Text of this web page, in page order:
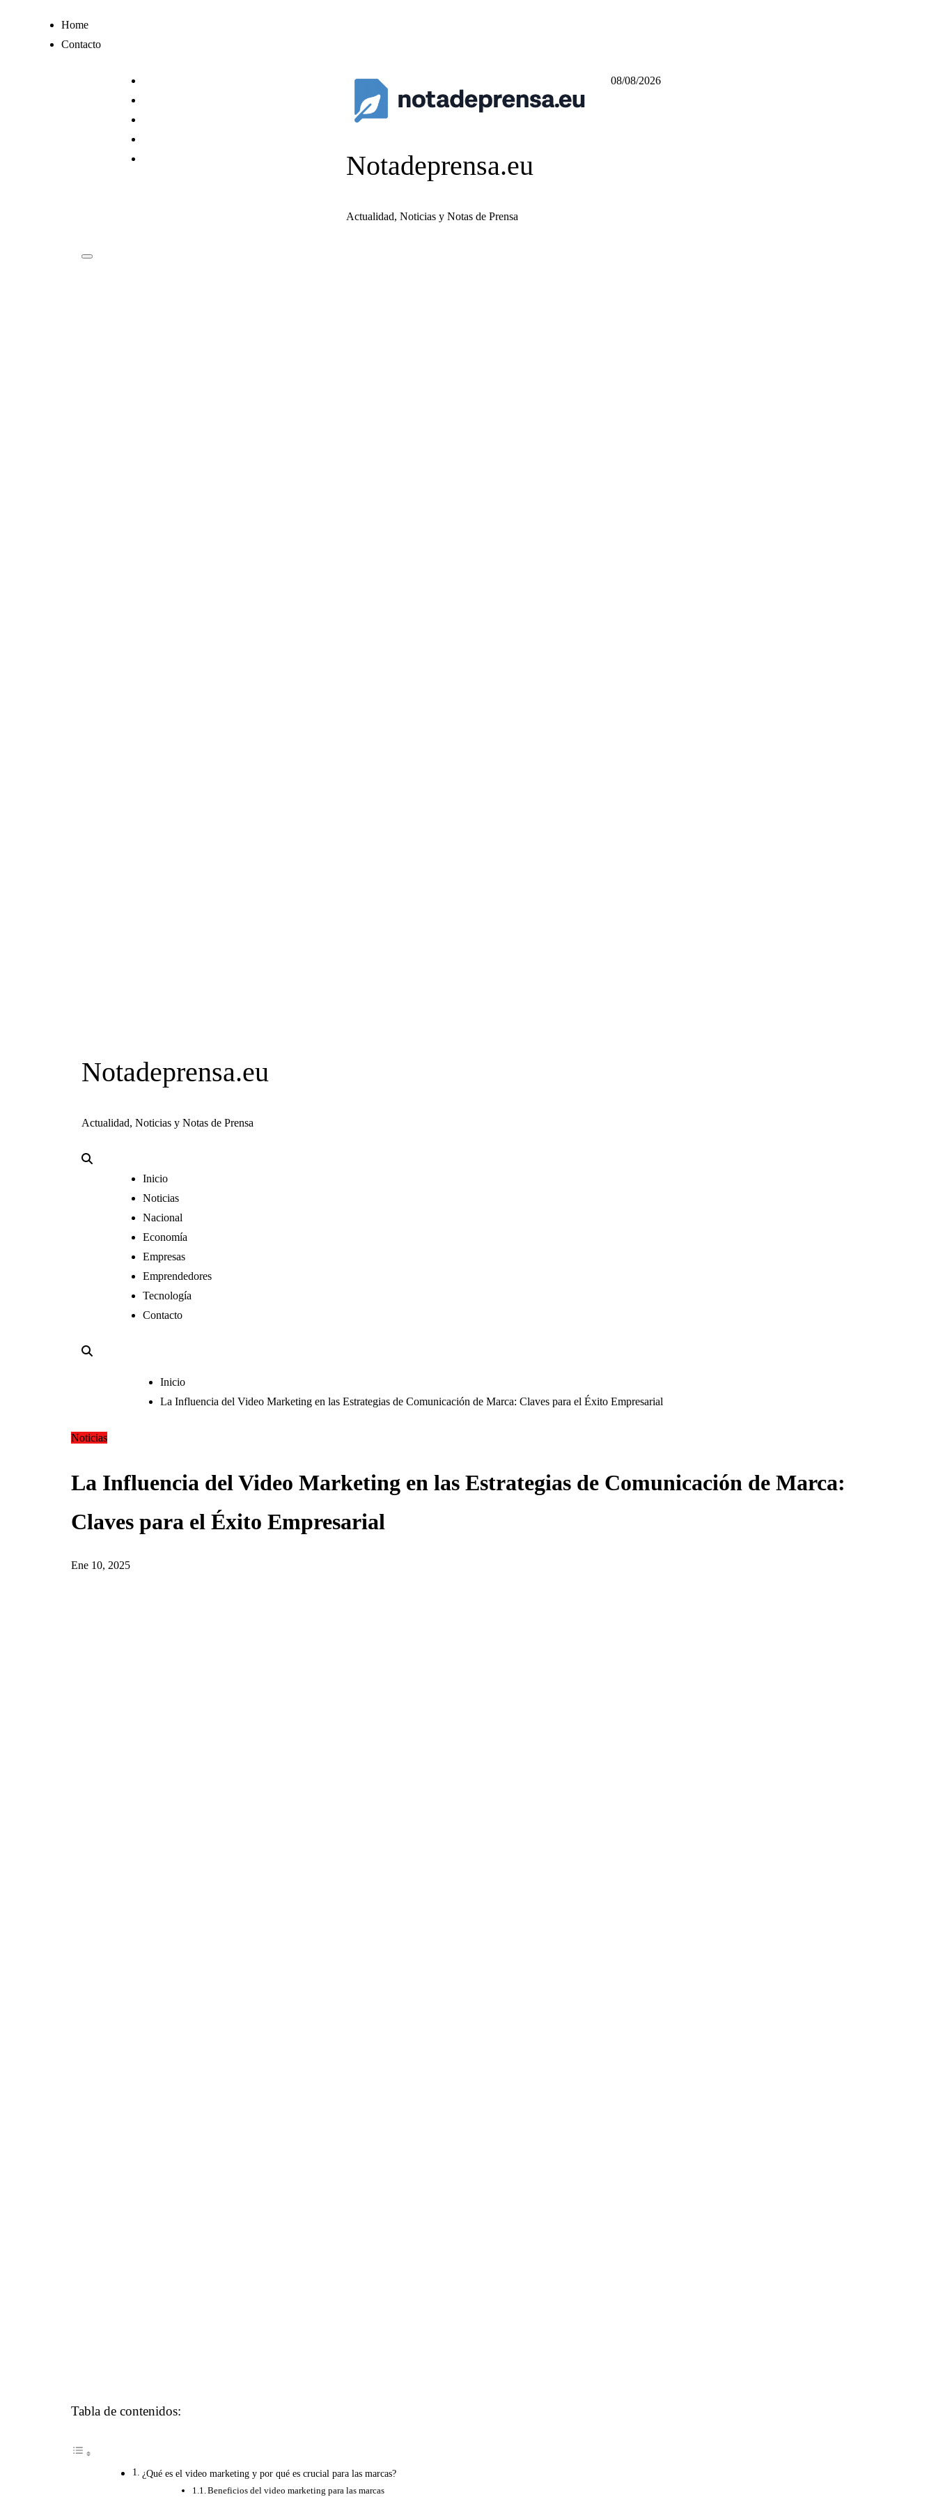
Home
Contacto
Notadeprensa.eu
Actualidad, Noticias y Notas de Prensa
08/08/2026
Notadeprensa.eu
Actualidad, Noticias y Notas de Prensa
Inicio
Noticias
Nacional
Economía
Empresas
Emprendedores
Tecnología
Contacto
Inicio
La Influencia del Video Marketing en las Estrategias de Comunicación de Marca: Claves para el Éxito Empresarial
Noticias
La Influencia del Video Marketing en las Estrategias de Comunicación de Marca:
Claves para el Éxito Empresarial
Ene 10, 2025
Tabla de contenidos:
¿Qué es el video marketing y por qué es crucial para las marcas?
Beneficios del video marketing para las marcas